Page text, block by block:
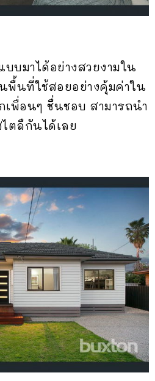
บมาได้อย่างสวยงามใน
พื้นที่ใช้สอยอย่างคุ้มค่าใน
พื่อนๆ ชื่นชอบ สามารถนำ
ตลืกันได้เลย